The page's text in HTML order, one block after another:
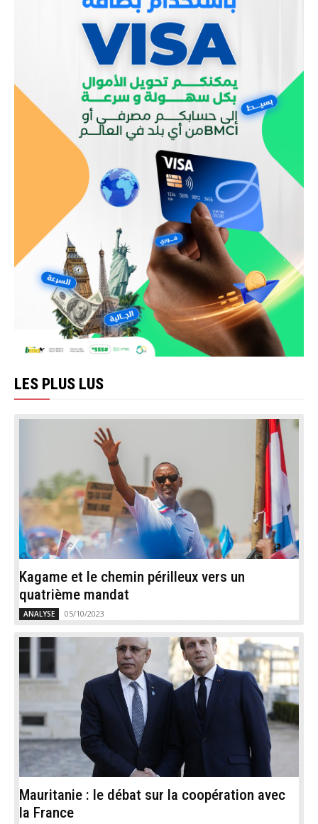
LES PLUS LUS
Kagame et le chemin périlleux vers un
quatrième mandat
ANALYSE 05/10/2023
Mauritanie : le débat sur la coopération avec
la France